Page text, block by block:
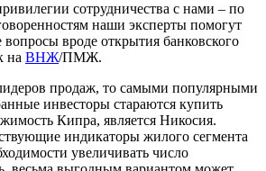
сотрудничества с нами – по
наши эксперты помогут
вроде открытия банковского
на ВНЖ/ПМЖ.
продаж, то самыми популярными
инвесторы стараются купить
Кипра, является Никосия.
индикаторы жилого сегмента
увеличивать число